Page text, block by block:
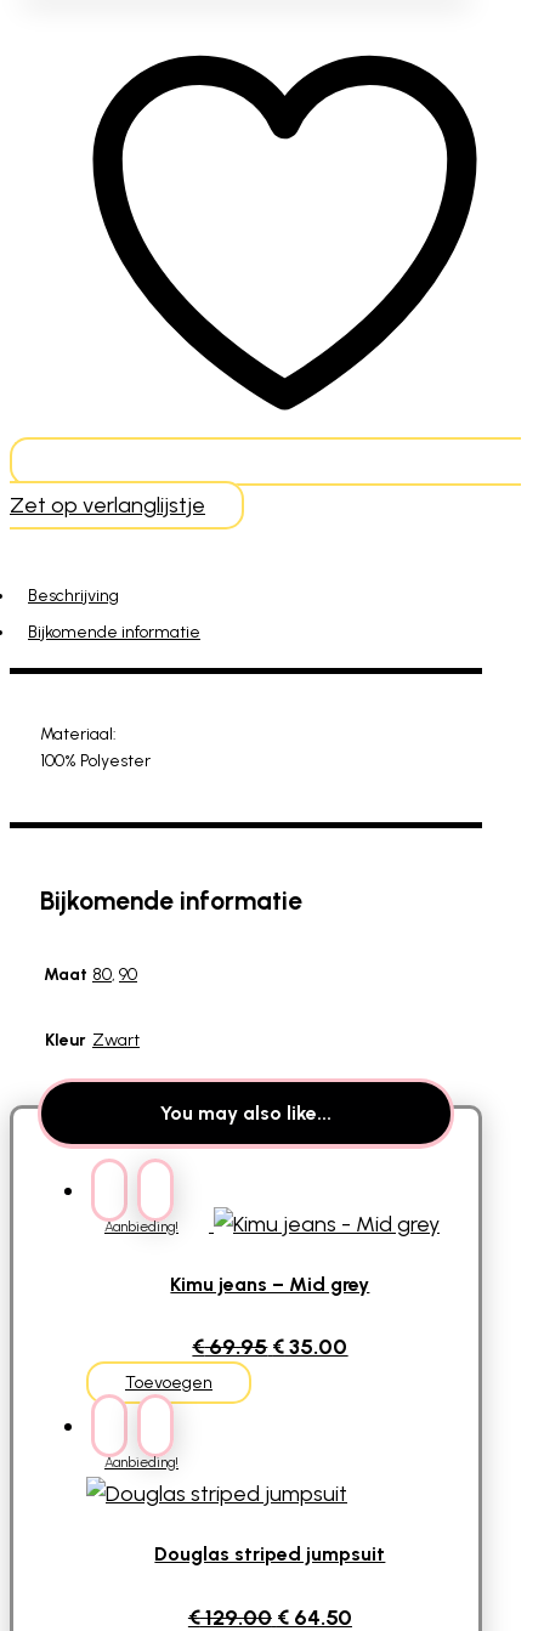
Zet op verlanglijstje
Beschrijving
Bijkomende informatie
Materiaal:
100% Polyester
Bijkomende informatie
Maat 80, 90
Kleur Zwart
You may also like...
Aanbieding!
Kimu jeans – Mid grey
€69.95 Oorspronkelijke
€35.00
Toevoegen
Dit
meerdere
Deze
kan
Aanbieding!
Douglas striped jumpsuit
€129.00 Oorspronkelijke
€64.50Huidige